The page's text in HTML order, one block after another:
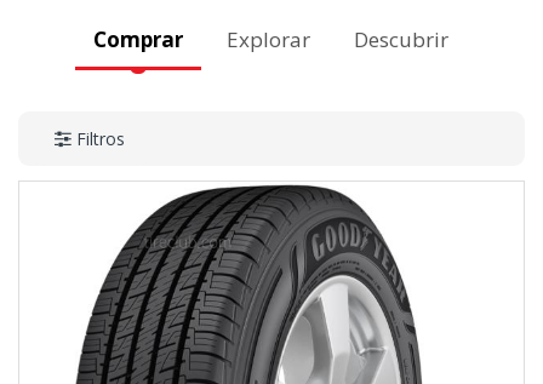
Comprar Explorar Descubrir
Filtros